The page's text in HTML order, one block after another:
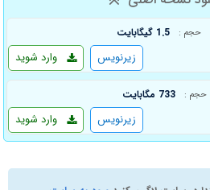
حجم : 1.5 گیگابایت
وارد شوید زیرنویس
حجم : 733 مگابایت
وارد شوید زیرنویس